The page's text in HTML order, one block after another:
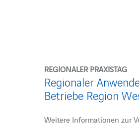
REGIONALER PRAXISTAG
Regionaler
Betriebe Region
Weitere Informationen zur